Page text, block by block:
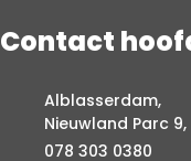
Contact
Alblasserdam,
Nieuwland Parc 9,
078 303 0380